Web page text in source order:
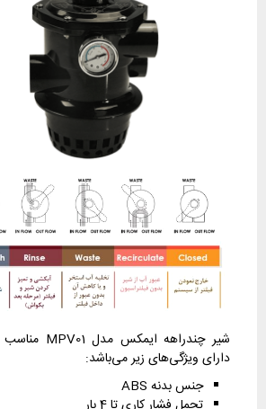
دارای ویژگی‌های زیر می‌باشد:
جنس بدنه ABS